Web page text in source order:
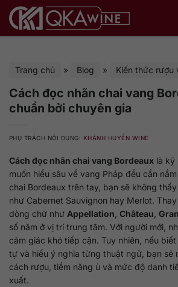
qua
Trang chủ » Blog » Kiến thức rượu
Cách đọc nhãn chai vang
chuẩn bởi chuyên gia
PHỤ TRÁCH NỘI DUNG: KHÁNH HUYỀN WINE
Cách đọc nhãn chai vang Bordeaux là kỹ
muốn hiểu sâu về vang Pháp đều cần
chai Bordeaux trên tay, bạn sẽ không
như Cabernet Sauvignon hay Merlot.
dòng chữ như Appellation Château
số năm ở vị trí trung tâm. Với người mới,
cảm giác khó tiếp cận. Tuy nhiên, nếu
tự và hiểu ý nghĩa từng thuật ngữ, bạn sẽ
cách rượu, tiềm năng ủ và mức độ danh
xuất.